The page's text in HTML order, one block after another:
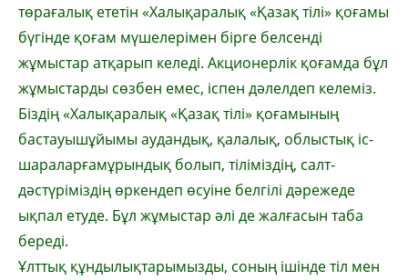
төрағалық ететін «Халықаралық «Қазақ тілі» қоғамы
бүгінде қоғам мүшелерімен бірге белсенді
жұмыстар атқарып келеді. Акционерлік қоғамда бұл
жұмыстарды сөзбен емес, іспен дәлелдеп келеміз.
Біздің «Халықаралық «Қазақ тілі» қоғамының
бастауышұйымы аудандық, қалалық, облыстық іс-
шараларғамұрындық болып, тіліміздің, салт-
дәстүріміздің өркендеп өсуіне белгілі дәрежеде
ықпал етуде. Бұл жұмыстар әлі де жалғасын таба
береді.
Ұлттық құндылықтарымызды, соның ішінде тіл мен